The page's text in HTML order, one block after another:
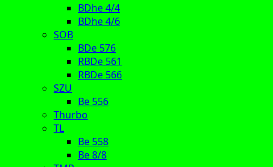
BDhe 4/4
BDhe 4/6
SOB
BDe 576
RBDe 561
RBDe 566
SZU
Be 556
Thurbo
TL
Be 558
Be 8/8